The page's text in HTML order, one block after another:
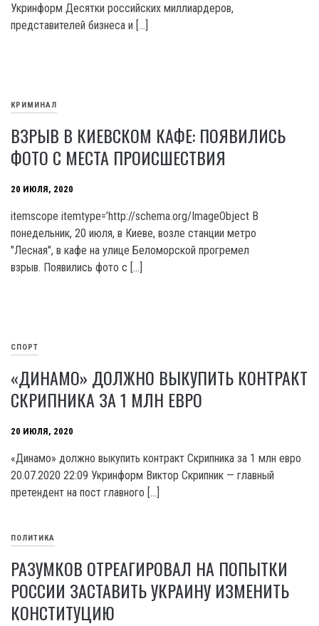
Укринформ Десятки российских миллиардеров,
представителей бизнеса и […]
КРИМИНАЛ
ВЗРЫВ В КИЕВСКОМ КАФЕ: ПОЯВИЛИСЬ
ФОТО С МЕСТА ПРОИСШЕСТВИЯ
20 ИЮЛЯ, 2020
itemscope itemtype=’http://schema.org/ImageObject В
понедельник, 20 июля, в Киеве, возле станции метро
"Лесная", в кафе на улице Беломорской прогремел
взрыв. Появились фото с […]
СПОРТ
«ДИНАМО» ДОЛЖНО ВЫКУПИТЬ КОНТРАКТ
СКРИПНИКА ЗА 1 МЛН ЕВРО
20 ИЮЛЯ, 2020
«Динамо» должно выкупить контракт Скрипника за 1 млн евро
20.07.2020 22:09 Укринформ Виктор Скрипник — главный
претендент на пост главного […]
ПОЛИТИКА
РАЗУМКОВ ОТРЕАГИРОВАЛ НА ПОПЫТКИ
РОССИИ ЗАСТАВИТЬ УКРАИНУ ИЗМЕНИТЬ
КОНСТИТУЦИЮ